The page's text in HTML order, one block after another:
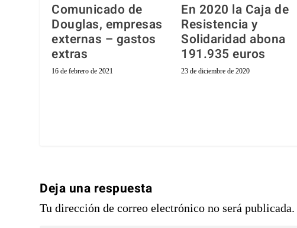
Comunicado de
Douglas, empresas
externas – gastos
extras
16 de febrero de 2021
En 2020 la Caja de
Resistencia y
Solidaridad abona
191.935 euros
23 de diciembre de 2020
Deja una respuesta
Tu dirección de correo electrónico no será publicada.